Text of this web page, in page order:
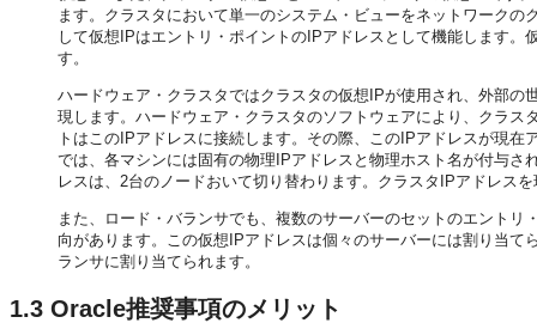
ます。クラスタにおいて単一のシステム・ビューをネットワーク
して仮想IPはエントリ・ポイントのIPアドレスとして機能します
す。
ハードウェア・クラスタではクラスタの仮想IPが使用され、外部
現します。ハードウェア・クラスタのソフトウェアにより、クラ
トはこのIPアドレスに接続します。その際、このIPアドレスが現
では、各マシンには固有の物理IPアドレスと物理ホスト名が付与
レスは、2台のノードおいて切り替わります。クラスタIPアドレス
また、ロード・バランサでも、複数のサーバーのセットのエント
向があります。この仮想IPアドレスは個々のサーバーには割り当
ランサに割り当てられます。
1.3 Oracle推奨事項のメリット